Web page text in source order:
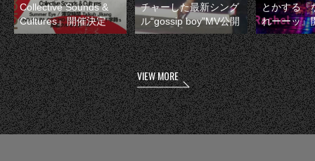
Collective Sounds &
Cultures』開催決定
チャーした最新シング
ル“gossip boy”MV公開
とかする『
れーーッ』
VIEW MORE